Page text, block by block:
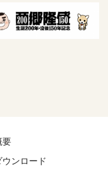
要
ンロード